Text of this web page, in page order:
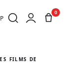
0
FILMS DE CANNES À